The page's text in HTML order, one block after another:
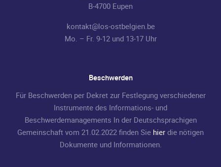
B-4700 Eupen
kontakt@los-ostbelgien.be
Mo. – Fr. 9-12 und 13-17 Uhr
Beschwerden
Für Beschwerden per Dekret zur Festlegung verschiedener
Instrumente des Informations- und
Beschwerdemanagements In der Deutschsprachigen
Gemeinschaft vom 21.02.2022 finden Sie hier die nötigen
Dokumente und Informationen.